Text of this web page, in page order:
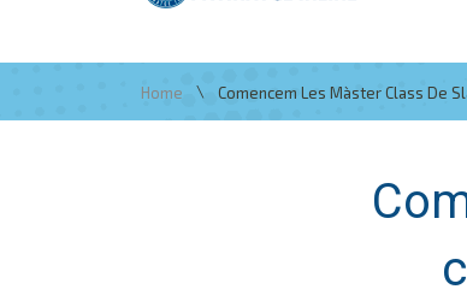
Home \ Comencem Les Màster Class De